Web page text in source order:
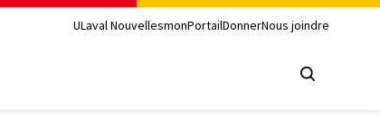
ULaval NouvellesmonPortailDonnerNous joindre